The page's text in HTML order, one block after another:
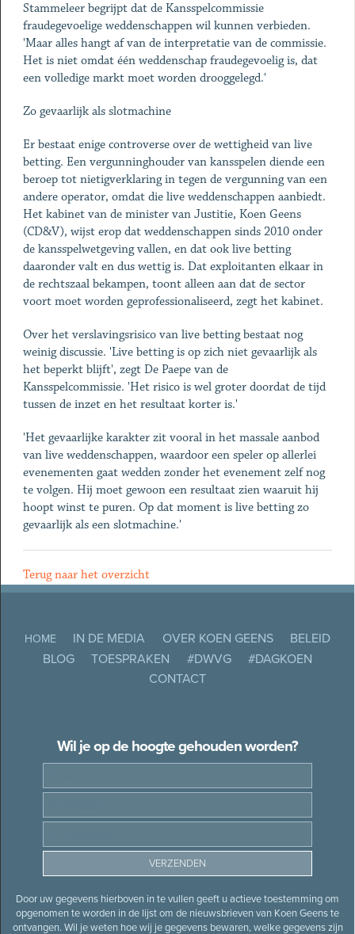
Stammeleer begrijpt dat de Kansspelcommissie
fraudegevoelige weddenschappen wil kunnen verbieden.
'Maar alles hangt af van de interpretatie van de commissie.
Het is niet omdat één weddenschap fraudegevoelig is, dat
een volledige markt moet worden drooggelegd.'
Zo gevaarlijk als slotmachine
Er bestaat enige controverse over de wettigheid van live
betting. Een vergunninghouder van kansspelen diende een
beroep tot nietigverklaring in tegen de vergunning van een
andere operator, omdat die live weddenschappen aanbiedt.
Het kabinet van de minister van Justitie, Koen Geens
(CD&V), wijst erop dat weddenschappen sinds 2010 onder
de kansspelwetgeving vallen, en dat ook live betting
daaronder valt en dus wettig is. Dat exploitanten elkaar in
de rechtszaal bekampen, toont alleen aan dat de sector
voort moet worden geprofessionaliseerd, zegt het kabinet.
Over het verslavingsrisico van live betting bestaat nog
weinig discussie. 'Live betting is op zich niet gevaarlijk als
het beperkt blijft', zegt De Paepe van de
Kansspelcommissie. 'Het risico is wel groter doordat de tijd
tussen de inzet en het resultaat korter is.'
'Het gevaarlijke karakter zit vooral in het massale aanbod
van live weddenschappen, waardoor een speler op allerlei
evenementen gaat wedden zonder het evenement zelf nog
te volgen. Hij moet gewoon een resultaat zien waaruit hij
hoopt winst te puren. Op dat moment is live betting zo
gevaarlijk als een slotmachine.'
Terug naar het overzicht
HOME IN DE MEDIA OVER KOEN GEENS
BELEID
BLOG
TOESPRAKEN #DWVG
#DAGKOEN
CONTACT
Wil je op de hoogte gehouden worden?
Door uw gegevens hierboven in te vullen geeft u actieve toestemming om
opgenomen te worden in de lijst om de nieuwsbrieven van Koen Geens te
ontvangen. Wil je weten hoe wij je gegevens bewaren, welke gegevens zijn